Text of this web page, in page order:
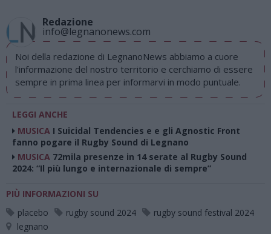
Redazione
info@legnanonews.com
Noi della redazione di LegnanoNews abbiamo a cuore
l'informazione del nostro territorio e cerchiamo di essere
sempre in prima linea per informarvi in modo puntuale.
LEGGI ANCHE
MUSICA I Suicidal Tendencies e e gli Agnostic Front
fanno pogare il Rugby Sound di Legnano
MUSICA 72mila presenze in 14 serate al Rugby Sound
2024: “Il più lungo e internazionale di sempre”
PIÙ INFORMAZIONI SU
placebo
rugby sound 2024
rugby sound festival 2024
legnano